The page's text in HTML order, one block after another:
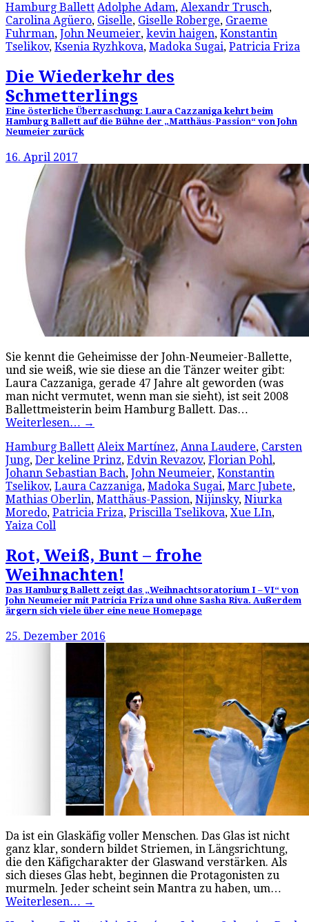
Hamburg Ballett Adolphe Adam, Alexandr Trusch,
Carolina Agüero, Giselle, Giselle Roberge, Graeme
Fuhrman, John Neumeier, kevin haigen, Konstantin
Tselikov, Ksenia Ryzhkova, Madoka Sugai, Patricia Friza
Die Wiederkehr des
Schmetterlings
Eine österliche Überraschung: Laura Cazzaniga kehrt beim
Hamburg Ballett auf die Bühne der „Matthäus-Passion“ von John
Neumeier zurück
16. April 2017
Sie kennt die Geheimisse der John-Neumeier-Ballette,
und sie weiß, wie sie diese an die Tänzer weiter gibt:
Laura Cazzaniga, gerade 47 Jahre alt geworden (was
man nicht vermutet, wenn man sie sieht), ist seit 2008
Ballettmeisterin beim Hamburg Ballett. Das…
Weiterlesen… →
Hamburg Ballett Aleix Martínez, Anna Laudere, Carsten
Jung, Der keline Prinz, Edvin Revazov, Florian Pohl,
Johann Sebastian Bach, John Neumeier, Konstantin
Tselikov, Laura Cazzaniga, Madoka Sugai, Marc Jubete,
Mathias Oberlin, Matthäus-Passion, Nijinsky, Niurka
Moredo, Patricia Friza, Priscilla Tselikova, Xue LIn,
Yaiza Coll
Rot, Weiß, Bunt – frohe
Weihnachten!
Das Hamburg Ballett zeigt das „Weihnachtsoratorium I – VI“ von
John Neumeier mit Patricia Friza und ohne Sasha Riva. Außerdem
ärgern sich viele über eine neue Homepage
25. Dezember 2016
Da ist ein Glaskäfig voller Menschen. Das Glas ist nicht
ganz klar, sondern bildet Striemen, in Längsrichtung,
die den Käfigcharakter der Glaswand verstärken. Als
sich dieses Glas hebt, beginnen die Protagonisten zu
murmeln. Jeder scheint sein Mantra zu haben, um…
Weiterlesen… →